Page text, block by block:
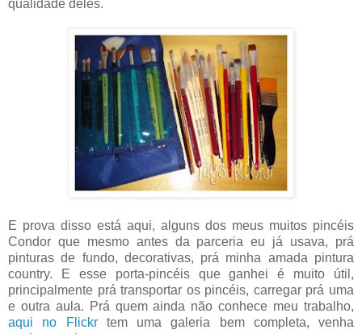
qualidade deles.
E prova disso está aqui, alguns dos meus muitos pincéis
Condor que mesmo antes da parceria eu já usava, prá
pinturas de fundo, decorativas, prá minha amada pintura
country. E esse porta-pincéis que ganhei é muito útil,
principalmente prá transportar os pincéis, carregar prá uma
e outra aula. Prá quem ainda não conhece meu trabalho,
aqui no Flickrtem uma galeria bem completa, venha